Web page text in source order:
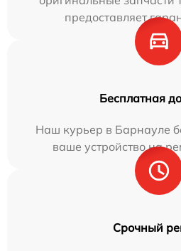
предоставляет
Бесплатная
Наш курьер в Барнауле
ваше устройство на
Срочный